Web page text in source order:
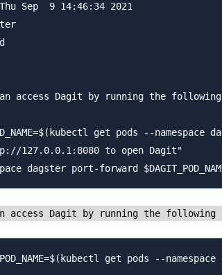
Thu Sep  9 14:46:34 2021
access Dagit by running the following
get pods --
127.0.0.1:8080 to open Dagit"
access Dagit by running the following
get pods --